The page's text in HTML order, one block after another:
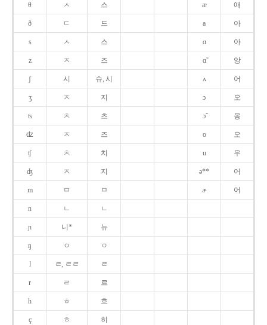
θ ㅅ 스 æ 애
ð ㄷ 드 a 아
s ㅅ 스 ɑ 아
z ㅈ 즈 ɑ̃ 앙
ʃ 시 슈, 시 ʌ 어
ʒ ㅈ 지 ɔ 오
ʦ ㅊ 츠 ɔ̃ 옹
ʣ ㅈ 즈 o 오
ʧ ㅊ 치 u 우
ʤ ㅈ 지 ə** 어
m ㅁ ㅁ ɚ 어
n ㄴ ㄴ
ɲ 니* 뉴
ŋ ㅇ ㅇ
l ㄹ, ㄹㄹ ㄹ
r ㄹ 르
h ㅎ 흐
ç ㅎ 히